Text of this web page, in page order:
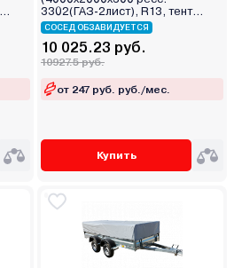
3302(ГАЗ-2лист), R13, тент
1200мм 2ос)
СОСЕД ОБЗАВИДУЕТСЯ
10 025.23 руб.
10927.5 руб.
от 247 руб. руб./мес.
Купить